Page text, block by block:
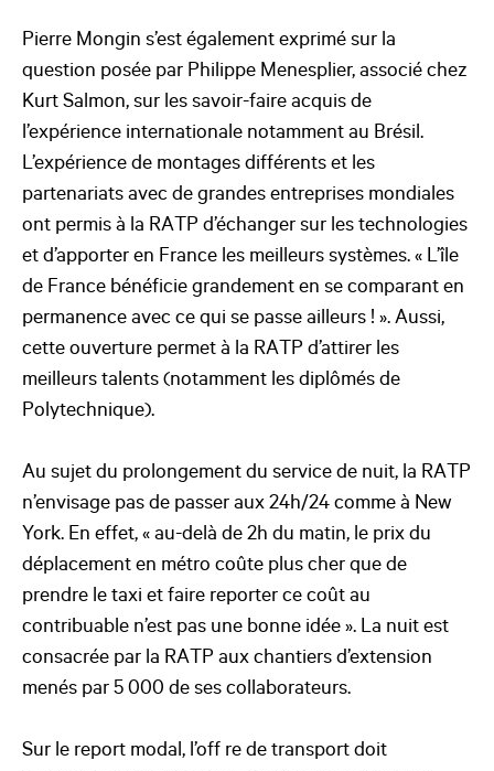
Pierre Mongin s’est également exprimé sur la
question posée par Philippe Menesplier, associé chez
Kurt Salmon, sur les savoir-faire acquis de
l’expérience internationale notamment au Brésil.
L’expérience de montages différents et les
partenariats avec de grandes entreprises mondiales
ont permis à la RATP d’échanger sur les technologies
et d’apporter en France les meilleurs systèmes. « L’île
de France bénéficie grandement en se comparant en
permanence avec ce qui se passe ailleurs ! ». Aussi,
cette ouverture permet à la RATP d’attirer les
meilleurs talents (notamment les diplômés de
Polytechnique).
Au sujet du prolongement du service de nuit, la RATP
n’envisage pas de passer aux 24h/24 comme à New
York. En effet, « au-delà de 2h du matin, le prix du
déplacement en métro coûte plus cher que de
prendre le taxi et faire reporter ce coût au
contribuable n’est pas une bonne idée ». La nuit est
consacrée par la RATP aux chantiers d’extension
menés par 5 000 de ses collaborateurs.
Sur le report modal, l’off re de transport doit